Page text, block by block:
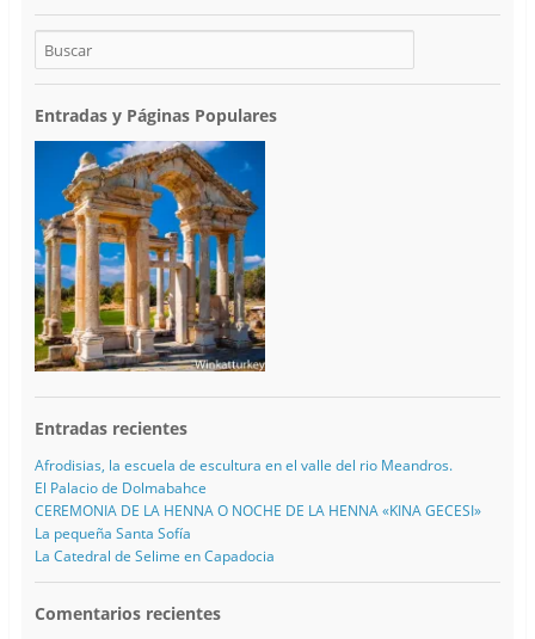
Entradas y Páginas Populares
Entradas recientes
Afrodisias, la escuela de escultura en el valle del rio Meandros.
El Palacio de Dolmabahce
CEREMONIA DE LA HENNA O NOCHE DE LA HENNA «KINA GECESI»
La pequeña Santa Sofía
La Catedral de Selime en Capadocia
Comentarios recientes